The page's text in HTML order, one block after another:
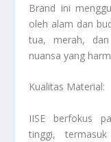
Brand ini
oleh alam dan
tua, merah,
nuansa yang
Kualitas Material:
IISE berfokus
tinggi,